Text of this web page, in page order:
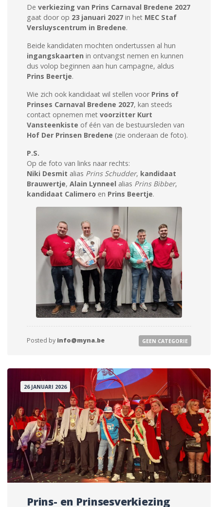
De verkiezing van Prins Carnaval Bredene 2027
gaat door op 23 januari 2027 in het MEC Staf
Versluyscentrum in Bredene.
Beide kandidaten mochten ondertussen al hun
ingangskaarten in ontvangst nemen en kunnen
dus volop beginnen aan hun campagne, aldus
Prins Beertje.
Wie zich ook kandidaat wil stellen voor Prins of
Prinses Carnaval Bredene 2027, kan steeds
contact opnemen met voorzitter Kurt
Vansteenkiste of één van de bestuursleden van
Hof Der Prinsen Bredene (zie onderaan de foto).
P.S.
Op de foto van links naar rechts:
Niki Desmit alias Prins Schudder, kandidaat
Brauwertje, Alain Lynneel alias Prins Bibber,
kandidaat Calimero en Prins Beertje.
Posted by info@myna.be GEEN CATEGORIE
26 JANUARI 2026
Prins- en Prinsesverkiezing